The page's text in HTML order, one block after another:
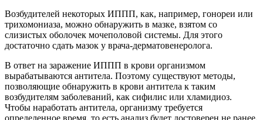
Возбудителей некоторых ИППП, как, например, гонореи или
трихомониаза, можно обнаружить в мазке, взятом со
слизистых оболочек мочеполовой системы. Для этого
достаточно сдать мазок у врача-дерматовенеролога.
В ответ на заражение ИППП в крови организмом
вырабатываются антитела. Поэтому существуют методы,
позволяющие обнаружить в крови антитела к таким
возбудителям заболеваний, как сифилис или хламидиоз.
Чтобы наработать антитела, организму требуется